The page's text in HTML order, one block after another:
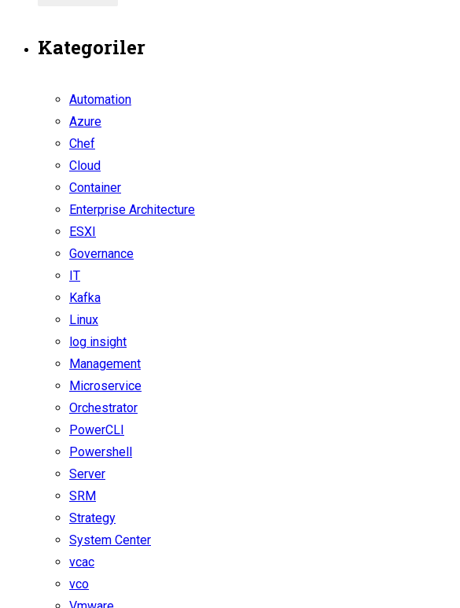
Kategoriler
Automation
Azure
Chef
Cloud
Container
Enterprise Architecture
ESXI
Governance
IT
Kafka
Linux
log insight
Management
Microservice
Orchestrator
PowerCLI
Powershell
Server
SRM
Strategy
System Center
vcac
vco